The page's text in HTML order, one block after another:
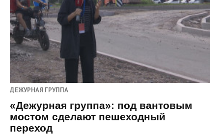
ДЕЖУРНАЯ ГРУППА
«Дежурная группа»: под вантовым
мостом сделают пешеходный
переход